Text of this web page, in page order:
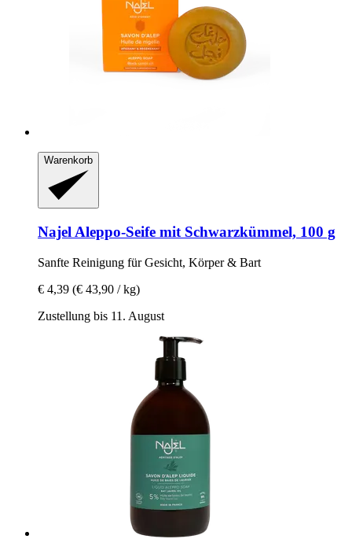
Warenkorb
Najel Aleppo-​Seife mit Schwarzkümmel, 100 g
Sanfte Reinigung für Gesicht, Körper & Bart
€ 4,39 (€ 43,90 / kg)
Zustellung bis 11. August